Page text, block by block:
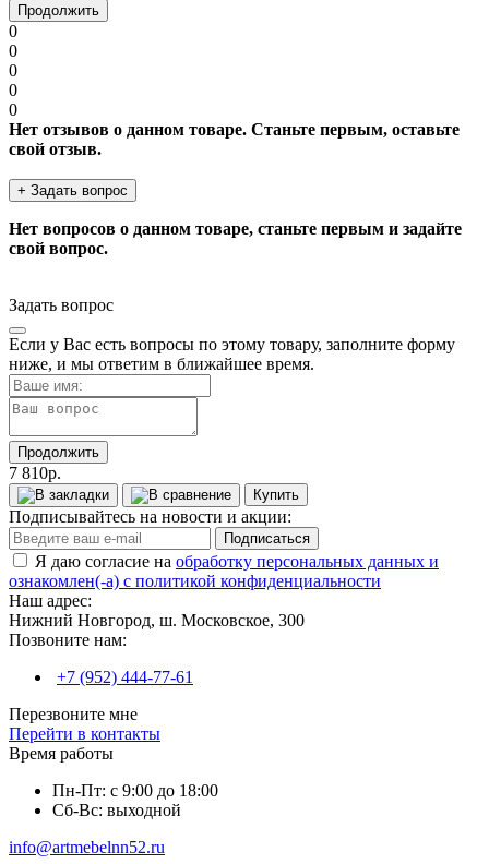
Продолжить
0
0
0
0
0
Нет отзывов о данном товаре. Станьте первым, оставьте
свой отзыв.
+ Задать вопрос
Нет вопросов о данном товаре, станьте первым и задайте
свой вопрос.
Задать вопрос
Если у Вас есть вопросы по этому товару, заполните форму
ниже, и мы ответим в ближайшее время.
Продолжить
7 810р.
Купить
Подписывайтесь на новости и акции:
Подписаться
Я даю согласие на обработку персональных данных и
ознакомлен(-а) с политикой конфиденциальности
Наш адрес:
Нижний Новгород, ш. Московское, 300
Позвоните нам:
+7 (952) 444-77-61
Перезвоните мне
Перейти в контакты
Время работы
Пн-Пт: с 9:00 до 18:00
Сб-Вс: выходной
info@artmebelnn52.ru